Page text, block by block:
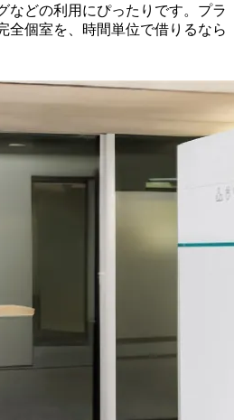
などの利用にぴったりです。プラ
全個室を、時間単位で借りるなら